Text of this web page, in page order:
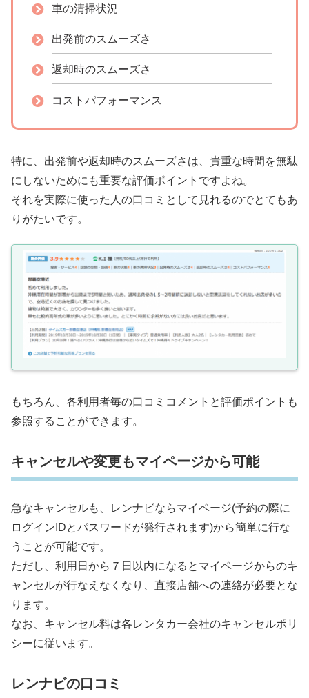
車の清掃状況
出発前のスムーズさ
返却時のスムーズさ
コストパフォーマンス
特に、出発前や返却時のスムーズさは、貴重な時間を無駄
にしないためにも重要な評価ポイントですよね。
それを実際に使った人の口コミとして見れるのでとてもあ
りがたいです。
もちろん、各利用者毎の口コミコメントと評価ポイントも
参照することができます。
キャンセルや変更もマイページから可能
急なキャンセルも、レンナビならマイページ(予約の際に
ログインIDとパスワードが発行されます)から簡単に行な
うことが可能です。
ただし、利用日から７日以内になるとマイページからのキ
ャンセルが行なえなくなり、直接店舗への連絡が必要とな
ります。
なお、キャンセル料は各レンタカー会社のキャンセルポリ
シーに従います。
レンナビの口コミ